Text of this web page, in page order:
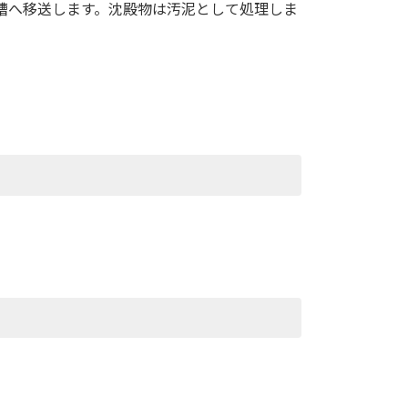
へ移送します。沈殿物は汚泥として処理しま